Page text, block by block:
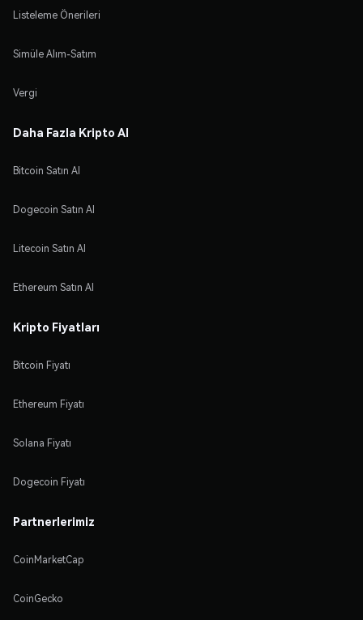
Listeleme Önerileri
Simüle Alım-Satım
Vergi
Daha Fazla Kripto Al
Bitcoin Satın Al
Dogecoin Satın Al
Litecoin Satın Al
Ethereum Satın Al
Kripto Fiyatları
Bitcoin Fiyatı
Ethereum Fiyatı
Solana Fiyatı
Dogecoin Fiyatı
Partnerlerimiz
CoinMarketCap
CoinGecko